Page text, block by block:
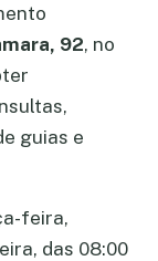
92, no
guias e
feira,
das 08:00